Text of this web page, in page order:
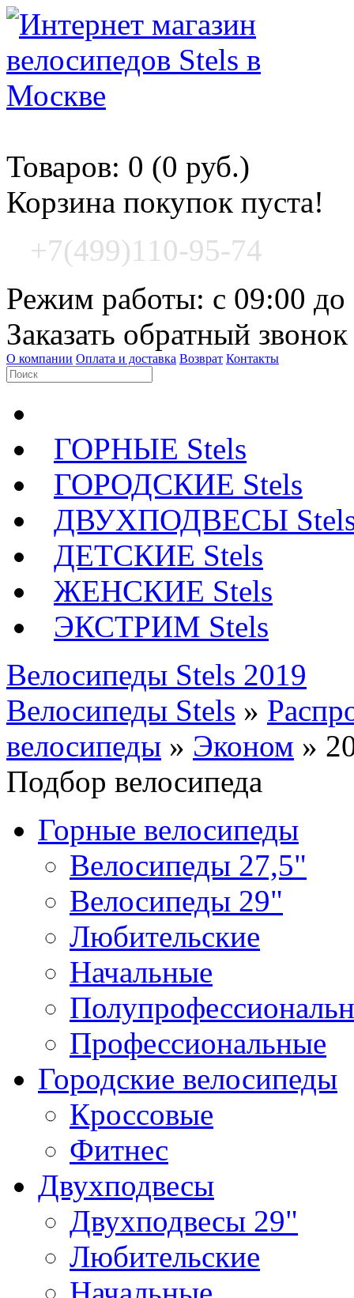
Товаров: 0 (0 руб.)
Корзина покупок пуста!
+7(499)110-95-74
Режим работы: с 09:00 до
Заказать обратный звонок
О компании Оплата и доставка Возврат Контакты
ГОРНЫЕ Stels
ГОРОДСКИЕ Stels
ДВУХПОДВЕСЫ
ДЕТСКИЕ Stels
ЖЕНСКИЕ Stels
ЭКСТРИМ Stels
Велосипеды Stels 2019
Велосипеды Stels »
велосипеды » Эконом »
Подбор велосипеда
Горные велосипеды
Велосипеды 27,5"
Велосипеды 29"
Любительские
Начальные
Профессиональные
Городские велосипеды
Кроссовые
Фитнес
Двухподвесы
Двухподвесы 29"
Любительские